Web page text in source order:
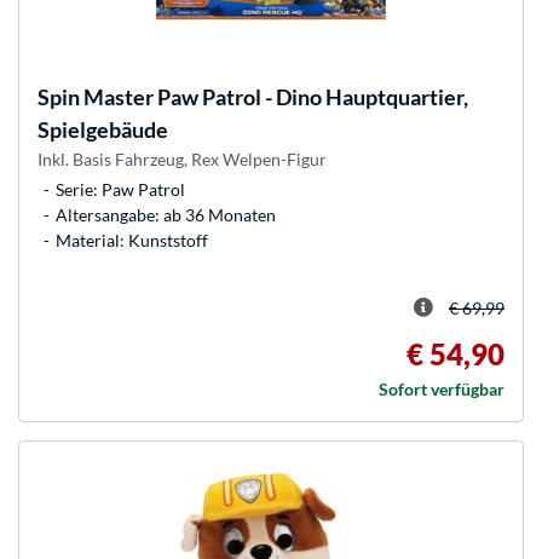
Spin MasterPaw Patrol - Dino Hauptquartier,
Spielgebäude
Inkl. Basis Fahrzeug, Rex Welpen-Figur
Serie: Paw Patrol
Altersangabe: ab 36 Monaten
Material: Kunststoff
€ 69,99
€ 54,90
Sofort verfügbar